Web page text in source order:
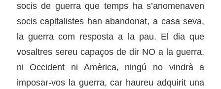
socis de guerra que temps ha s’anomenaven
socis capitalistes han abandonat, a casa seva,
la guerra com resposta a la pau. El dia que
vosaltres sereu capaços de dir NO a la guerra,
ni Occident ni Amèrica, ningú no vindrà a
imposar-vos la guerra, car haureu adquirit una